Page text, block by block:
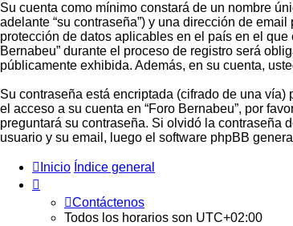
Su cuenta como mínimo constará de un nombre
adelante “su contraseña”) y una dirección de
protección de datos aplicables en el país en el
Bernabeu” durante el proceso de registro será
públicamente exhibida. Además, en su cuenta,
Su contraseña está encriptada (cifrado de una
el acceso a su cuenta en “Foro Bernabeu”, por
preguntará su contraseña. Si olvidó la contraseña
usuario y su email, luego el software phpBB
Inicio Índice general
Contáctenos
Todos los horarios son UTC+02:00